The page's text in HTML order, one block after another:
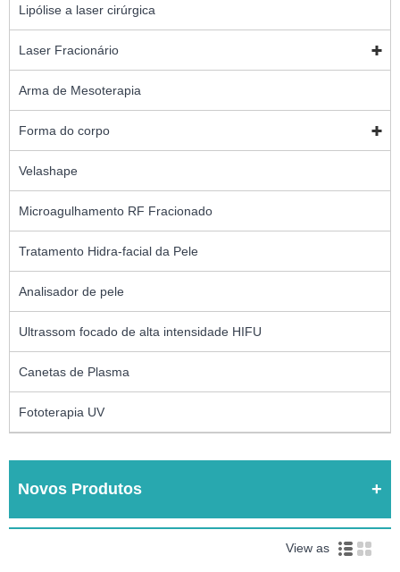
Lipólise a laser cirúrgica
Laser Fracionário
Arma de Mesoterapia
Forma do corpo
Velashape
Microagulhamento RF Fracionado
Tratamento Hidra-facial da Pele
Analisador de pele
Ultrassom focado de alta intensidade HIFU
Canetas de Plasma
Fototerapia UV
Novos Produtos
View as